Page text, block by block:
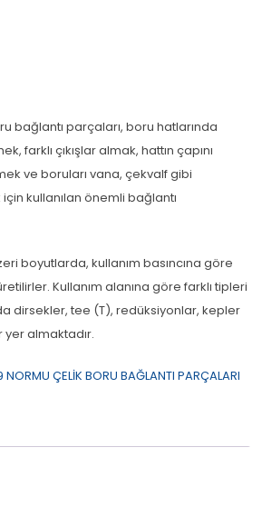
bağlantı parçaları, boru hatlarında
farklı çıkışlar almak, hattın çapını
ve boruları vana, çekvalf gibi
kullanılan önemli bağlantı
boyutlarda, kullanım basıncına göre
Kullanım alanına göre farklı tipleri
dirsekler, tee (T), redüksiyonlar, kepler
almaktadır.
NORMU ÇELİK BORU BAĞLANTI PARÇALARI